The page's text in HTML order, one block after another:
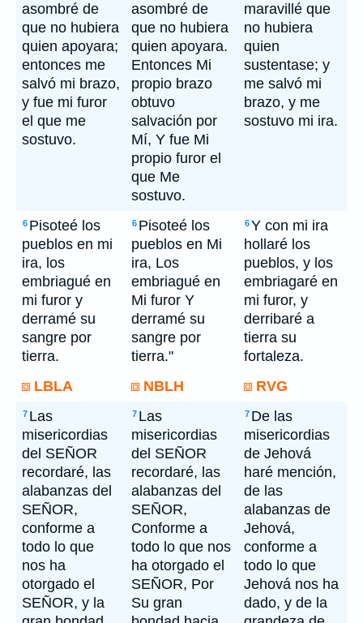
asombré de
que no hubiera
quien apoyara;
entonces me
salvó mi brazo,
y fue mi furor
el que me
sostuvo.
asombré de
que no hubiera
quien apoyara.
Entonces Mi
propio brazo
obtuvo
salvación por
Mí, Y fue Mi
propio furor el
que Me
sostuvo.
maravillé que
no hubiera
quien
sustentase; y
me salvó mi
brazo, y me
sostuvo mi ira.
6 Pisoteé los
pueblos en mi
ira, los
embriagué en
mi furor y
derramé su
sangre por
tierra.
6 Pisoteé los
pueblos en Mi
ira, Los
embriagué en
Mi furor Y
derramé su
sangre por
tierra."
6Y con mi ira
hollaré los
pueblos, y los
embriagaré en
mi furor, y
derribaré a
tierra su
fortaleza.
LBLA
NBLH RVG
7 Las
misericordias
del SEÑOR
recordaré, las
alabanzas del
SEÑOR,
conforme a
todo lo que
nos ha
otorgado el
SEÑOR, y la
7 Las
misericordias
del SEÑOR
recordaré, las
alabanzas del
SEÑOR,
Conforme a
todo lo que nos
ha otorgado el
SEÑOR, Por
Su gran
7 De las
misericordias
de Jehová
haré mención,
de las
alabanzas de
Jehová,
conforme a
todo lo que
Jehová nos ha
dado, y de la